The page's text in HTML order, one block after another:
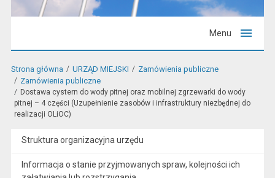
Menu
Strona główna URZĄD MIEJSKI
Zamówienia publiczne
Zamówienia publiczne
Dostawa cystern do wody pitnej oraz mobilnej zgrzewarki do wody
pitnej – 4 części (Uzupełnienie zasobów i infrastruktury niezbędnej do
realizacji OLiOC)
Struktura organizacyjna urzędu
Informacja o stanie przyjmowanych spraw, kolejności ich